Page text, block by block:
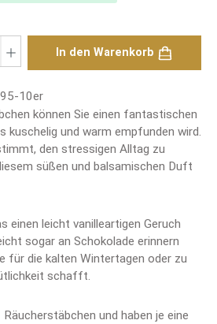
In den Warenkorb
10er
können Sie einen fantastischen
kuschelig und warm empfunden wird.
den stressigen Alltag zu
süßen und balsamischen Duft
einen leicht vanilleartigen Geruch
sogar an Schokolade erinnern
für die kalten Wintertagen oder zu
schafft.
und haben je eine